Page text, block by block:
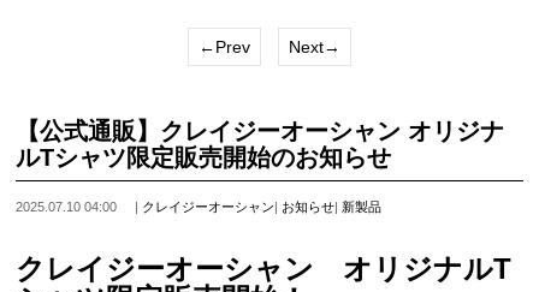
←Prev Next→
【公式通販】クレイジーオーシャン オリジナ
ルTシャツ限定販売開始のお知らせ
2025.07.10 04:00 | クレイジーオーシャン| お知らせ| 新製品
クレイジーオーシャン オリジナルT